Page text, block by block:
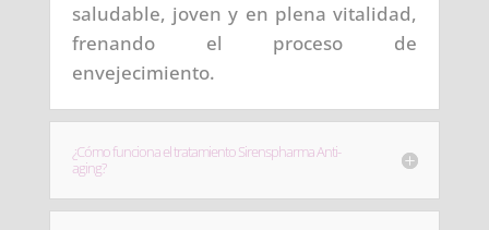
saludable, joven y en plena vitalidad,
frenando el proceso de
envejecimiento.
¿Cómo funciona el tratamiento Sirenspharma Anti-
aging?